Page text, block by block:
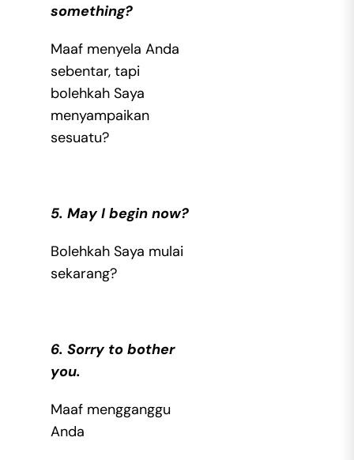
something?
Maaf menyela Anda
sebentar, tapi
bolehkah Saya
menyampaikan
sesuatu?
5. May I begin now?
Bolehkah Saya mulai
sekarang?
6. Sorry to bother
you.
Maaf mengganggu
Anda